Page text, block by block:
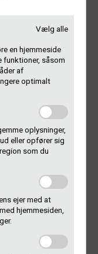
Vælg alle
en hjemmeside
såsom
af
optimalt
oplysninger,
eller opfører sig
som du
ejer med at
hjemmesiden,
bank du har. Indtil
finder du
eller kigge forbi